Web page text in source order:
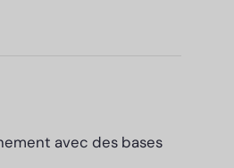
avec des bases